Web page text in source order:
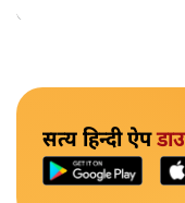
अपनाएगा।
सत्य हिन्दी ऐप